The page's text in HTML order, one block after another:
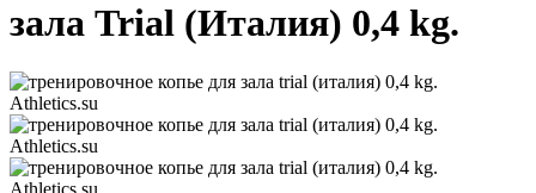
зала Trial (Италия) 0,4 kg.